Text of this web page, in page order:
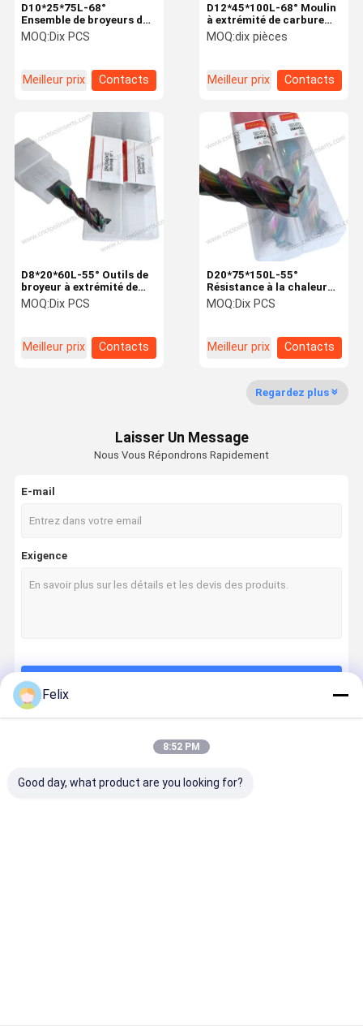
À La Maison
Visite De
L'usine
Contrôle De
Nous
Série de reing de précision
Série spéciale à rainures flexibles
Série spéciale d'engrenages
Série spéciale de fraisage par rainures
Precision Milling Series
Série d'outils de rainure
Série de pellicules lourdes
outils en carbure solide
D12*45*100L-68° Moulin
à extrémité de carbure
CNC Haute dureté Outils
de carbure personnalisés
MOQ:dix pièces
Meilleur prix Contacts
D10*25*75L-68°
Ensemble de broyeurs de
carbure pour les
terminaisons
MOQ:Dix PCS
Meilleur prix Contacts
D20*75*150L-55°
Résistance à la chaleur
de l'extrémité du moulin à
carbure solide
MOQ:Dix PCS
Meilleur prix Contacts
D8*20*60L-55° Outils de
broyeur à extrémité de
carbure pour pièces de
transmission et moules à
MOQ:Dix PCS
Meilleur prix Contacts
Regardez plus
Laisser Un Message
Nous Vous Répondrons Rapidement
E-mail
Exigence
Felix
8:52 PM
Good day, what product are you looking for?